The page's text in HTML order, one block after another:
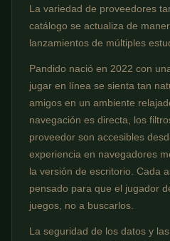
La variedad de proveedores
catálogo se actualiza de
lanzamientos de múltiples
Pandido nació en 2022 con
jugar en línea se sienta tan
amigos en un ambiente
navegación es directa, los
proveedor son accesibles
experiencia en navegadores
la versión de escritorio. Cada
pensado para que el jugador
juegos, no a buscarlos.
La seguridad de los datos y